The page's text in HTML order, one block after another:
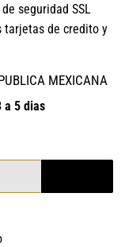
seguridad SSL
tarjetas de credito y
MEXICANA
a 5 dias